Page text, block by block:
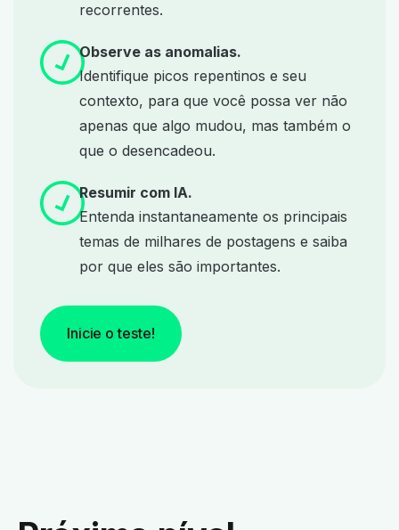
recorrentes.
Observe as anomalias.
Identifique picos repentinos e seu
contexto, para que você possa ver não
apenas que algo mudou, mas também o
que o desencadeou.
Resumir com IA.
Entenda instantaneamente os principais
temas de milhares de postagens e saiba
por que eles são importantes.
Inicie o teste!